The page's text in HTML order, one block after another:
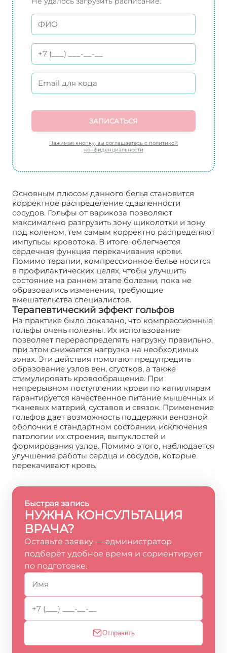
ЗАПИСАТЬСЯ
Нажимая кнопку, вы соглашаетесь с политикой
конфиденциальности
Основным плюсом данного белья становится
корректное распределение сдавленности
сосудов. Гольфы от варикоза позволяют
максимально разгрузить зону щиколотки и зону
под коленом, тем самым корректно распределяют
импульсы кровотока. В итоге, облегчается
сердечная функция перекачивания крови.
Помимо терапии, компрессионное белье носится
в профилактических целях, чтобы улучшить
состояние на раннем этапе болезни, пока не
образовались изменения, требующие
вмешательства специалистов.
Терапевтический эффект гольфов
На практике было доказано, что компрессионные
гольфы очень полезны. Их использование
позволяет перераспределять нагрузку правильно,
при этом снижается нагрузка на необходимых
зонах. Эти действия помогают предупредить
образование узлов вен, сгустков, а также
стимулировать кровообращение. При
непрерывном поступлении крови по капиллярам
гарантируется качественное питание мышечных и
тканевых материй, суставов и связок. Применение
гольфов дает возможность поддержки венозной
оболочки в стандартном состоянии, исключения
патологии их строения, выпуклостей и
формирования узлов. Помимо этого, наблюдается
улучшение работы сердца и сосудов, которые
перекачивают кровь.
Быстрая запись
НУЖНА КОНСУЛЬТАЦИЯ
ВРАЧА?
Оставьте заявку — администратор
подберёт удобное время и сориентирует
по подготовке.
Отправить